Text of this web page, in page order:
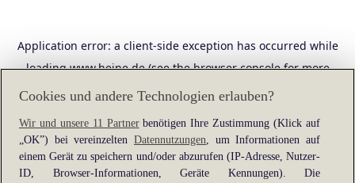
Application error: a client-side exception has occurred while
loadingwww.heine.de(see the browser consolefor more
information).
Cookies und andere Technologien erlauben?
Wir und unsere 11 Partnerbenötigen Ihre Zustimmung (Klick auf
„OK”) bei vereinzelten Datennutzungen, um Informationen auf
einem Gerät zu speichern und/oder abzurufen (IP-Adresse, Nutzer-
ID, Browser-Informationen, Geräte Kennungen). Die